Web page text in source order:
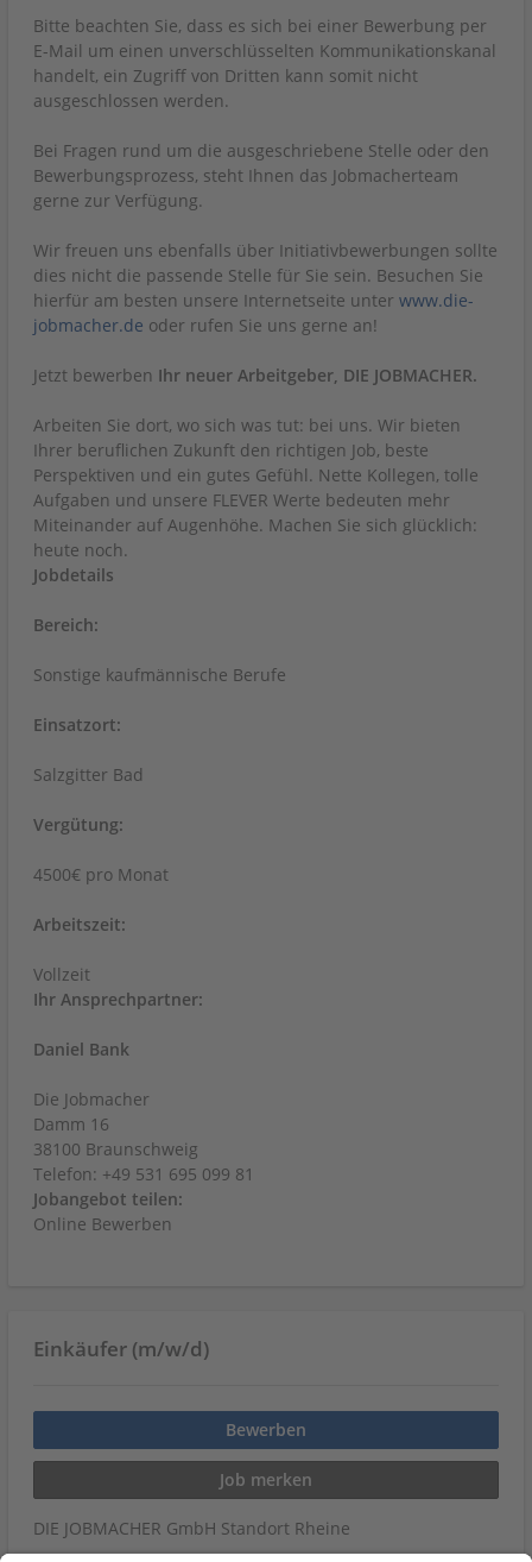
Bitte beachten Sie, dass es sich bei einer Bewerbung per
E-Mail um einen unverschlüsselten Kommunikationskanal
handelt, ein Zugriff von Dritten kann somit nicht
ausgeschlossen werden.
Bei Fragen rund um die ausgeschriebene Stelle oder den
Bewerbungsprozess, steht Ihnen das Jobmacherteam
gerne zur Verfügung.
Wir freuen uns ebenfalls über Initiativbewerbungen sollte
dies nicht die passende Stelle für Sie sein. Besuchen Sie
hierfür am besten unsere Internetseite unter www.die-
jobmacher.de oder rufen Sie uns gerne an!
Jetzt bewerben Ihr neuer Arbeitgeber, DIE JOBMACHER.
Arbeiten Sie dort, wo sich was tut: bei uns. Wir bieten
Ihrer beruflichen Zukunft den richtigen Job, beste
Perspektiven und ein gutes Gefühl. Nette Kollegen, tolle
Aufgaben und unsere FLEVER Werte bedeuten mehr
Miteinander auf Augenhöhe. Machen Sie sich glücklich:
heute noch.
Jobdetails
Bereich:
Sonstige kaufmännische Berufe
Einsatzort:
Salzgitter Bad
Vergütung:
4500€ pro Monat
Arbeitszeit:
Vollzeit
Ihr Ansprechpartner:
Daniel Bank
Die Jobmacher
Damm 16
38100 Braunschweig
Telefon: +49 531 695 099 81
Jobangebot teilen:
Online Bewerben
Einkäufer (m/w/d)
Bewerben
Job merken
DIE JOBMACHER GmbH Standort Rheine